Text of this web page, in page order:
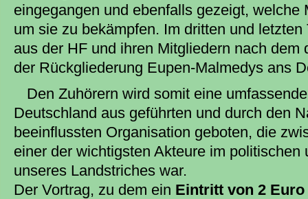
eingegangen und ebenfalls gezeigt, welche
um sie zu bekämpfen. Im dritten und
aus der HF und ihren Mitgliedern nach dem
der Rückgliederung Eupen-Malmedys ans
Den Zuhörern wird somit eine
Deutschland aus geführten und durch den
beeinflussten Organisation geboten, die
einer der wichtigsten Akteure im politischen
unseres Landstriches war.
Der Vortrag, zu dem ein Eintritt von 2 Euro